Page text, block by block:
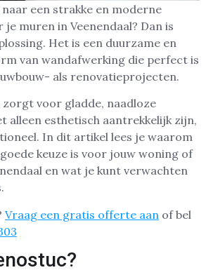
naar een strakke en moderne
muren in Veenendaal? Dan is
Het is een duurzame en
van wandafwerking die perfect is
als renovatieprojecten.
zorgt voor gladde, naadloze
alleen esthetisch aantrekkelijk zijn,
In dit artikel lees je waarom
goede keuze is voor jouw woning of
en wat je kunt verwachten
Vraag een gratis offerte aan of bel